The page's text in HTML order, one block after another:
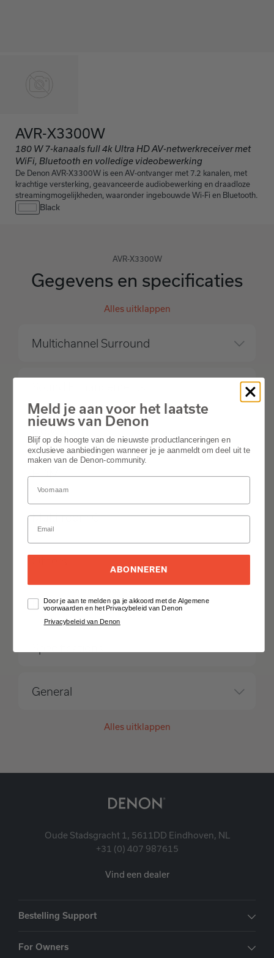
AVR-X3300W
180 W 7-kanaals full 4k Ultra HD AV-netwerkreceiver met
WiFi, Bluetooth en volledige videobewerking
De Denon AVR-X3300W is een AV-ontvanger met 7.2 kanalen, met
krachtige versterking, geavanceerde audiobewerking en draadloze
streamingmogelijkheden, waaronder ingebouwde Wi-Fi en Bluetooth.
Black
AVR-X3300W
Gegevens en specificaties
Alles uitklappen
Multichannel Surround
HDMI
Multi-room CI
Inputs Outputs
General
Alles uitklappen
Oude Stadsgracht 1, 5611DD Eindhoven, NL
+31 (0) 407 987615
Vind een dealer
Bestelling Support
For Owners
Meld je aan voor het laatste
nieuws van Denon
Blijf op de hoogte van de nieuwste productlanceringen en
exclusieve aanbiedingen wanneer je je aanmeldt om deel uit te
maken van de Denon-community.
ABONNEREN
Door je aan te melden ga je akkoord met de Algemene
voorwaarden en het Privacybeleid van Denon
Privacybeleid van Denon